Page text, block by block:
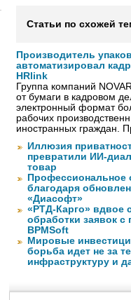
Статьи по схожей
Производитель
автоматизировал
HRlink
Группа компаний
от бумаги в кадровом
электронный формат
рабочих
иностранных граждан.
Иллюзия
превратили ИИ-
товар
Профессиональное
благодаря
«Диасофт»
«РТД-Карго» вдвое
обработки заявок
BPMSoft
Мировые
борьба идет не за
инфраструктуру и